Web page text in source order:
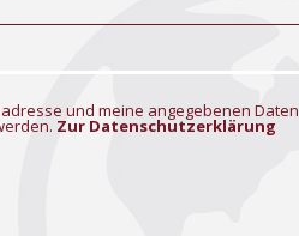
und meine angegebenen Daten
Zur Datenschutzerklärung